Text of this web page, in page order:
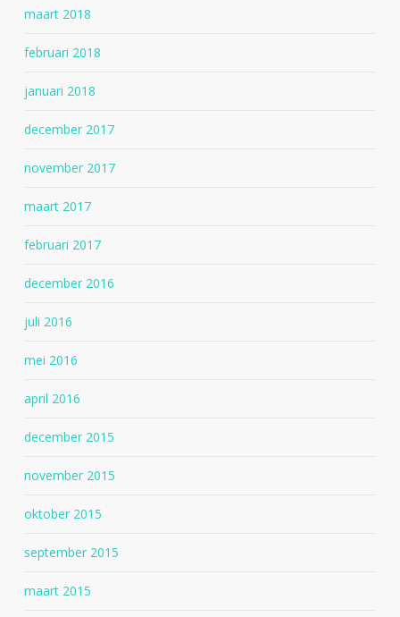
maart 2018
februari 2018
januari 2018
december 2017
november 2017
maart 2017
februari 2017
december 2016
juli 2016
mei 2016
april 2016
december 2015
november 2015
oktober 2015
september 2015
maart 2015